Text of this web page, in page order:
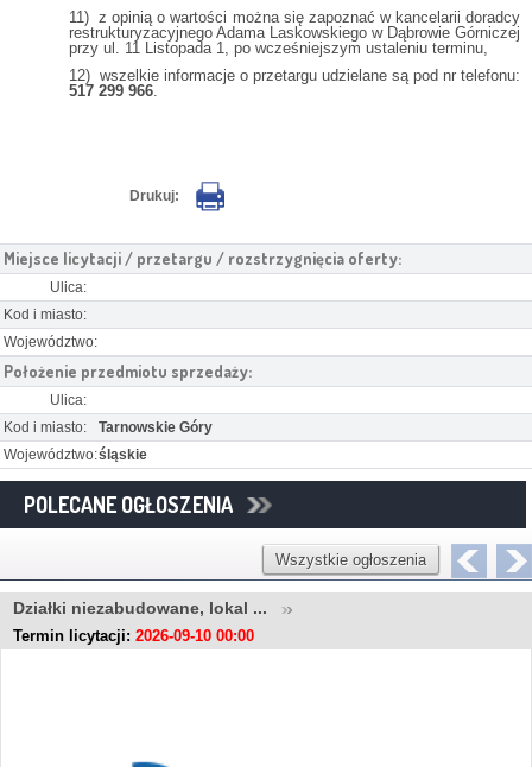
11) z opinią o wartości można się zapoznać w kancelarii doradcy
restrukturyzacyjnego Adama Laskowskiego w Dąbrowie Górniczej
przy ul. 11 Listopada 1, po wcześniejszym ustaleniu terminu,
12) wszelkie informacje o przetargu udzielane są pod nr telefonu:
517 299 966.
Drukuj:
Miejsce licytacji / przetargu / rozstrzygnięcia oferty:
Ulica:
Kod i miasto:
Województwo:
Położenie przedmiotu sprzedaży:
Ulica:
Kod i miasto:
Tarnowskie Góry
Województwo:śląskie
POLECANE OGŁOSZENIA
Wszystkie ogłoszenia
Działki niezabudowane, lokal ...
Termin licytacji: 2026-09-10 00:00